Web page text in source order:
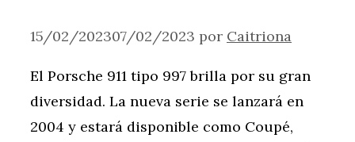
15/02/202307/02/2023 por Caitriona
El Porsche 911 tipo 997 brilla por su gran
diversidad. La nueva serie se lanzará en
2004 y estará disponible como Coupé,